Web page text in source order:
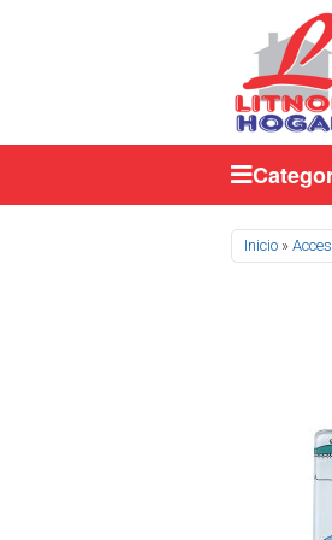
Se
Inicio »